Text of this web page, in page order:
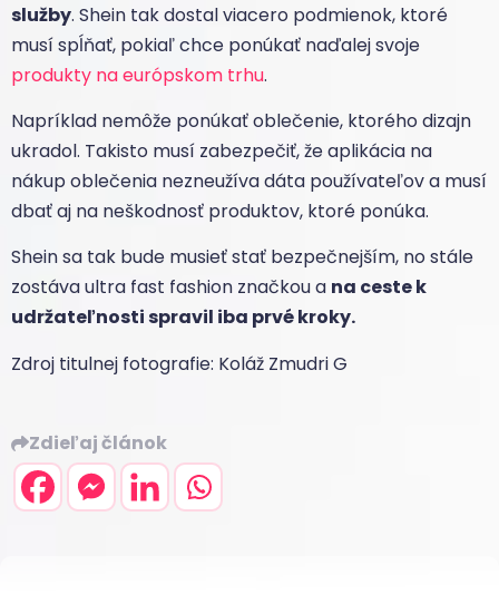
služby. Shein tak dostal viacero podmienok, ktoré
musí spĺňať, pokiaľ chce ponúkať naďalej svoje
produkty na európskom trhu.
Napríklad nemôže ponúkať oblečenie, ktorého dizajn
ukradol. Takisto musí zabezpečiť, že aplikácia na
nákup oblečenia nezneužíva dáta používateľov a musí
dbať aj na neškodnosť produktov, ktoré ponúka.
Shein sa tak bude musieť stať bezpečnejším, no stále
zostáva ultra fast fashion značkou a na ceste k
udržateľnosti spravil iba prvé kroky.
Zdroj titulnej fotografie: Koláž Zmudri G
Zdieľaj článok